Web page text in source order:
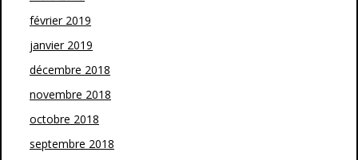
février 2019
janvier 2019
décembre 2018
novembre 2018
octobre 2018
septembre 2018